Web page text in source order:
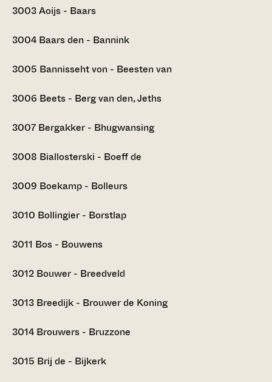
3003Aoijs - Baars
3004 Baars den - Bannink
3005 Bannisseht von - Beesten van
3006 Beets - Berg van den, Jeths
3007 Bergakker - Bhugwansing
3008 Biallosterski - Boeff de
3009 Boekamp - Bolleurs
3010 Bollingier - Borstlap
3011 Bos - Bouwens
3012 Bouwer - Breedveld
3013 Breedijk - Brouwer de Koning
3014 Brouwers - Bruzzone
3015 Brij de - Bijkerk